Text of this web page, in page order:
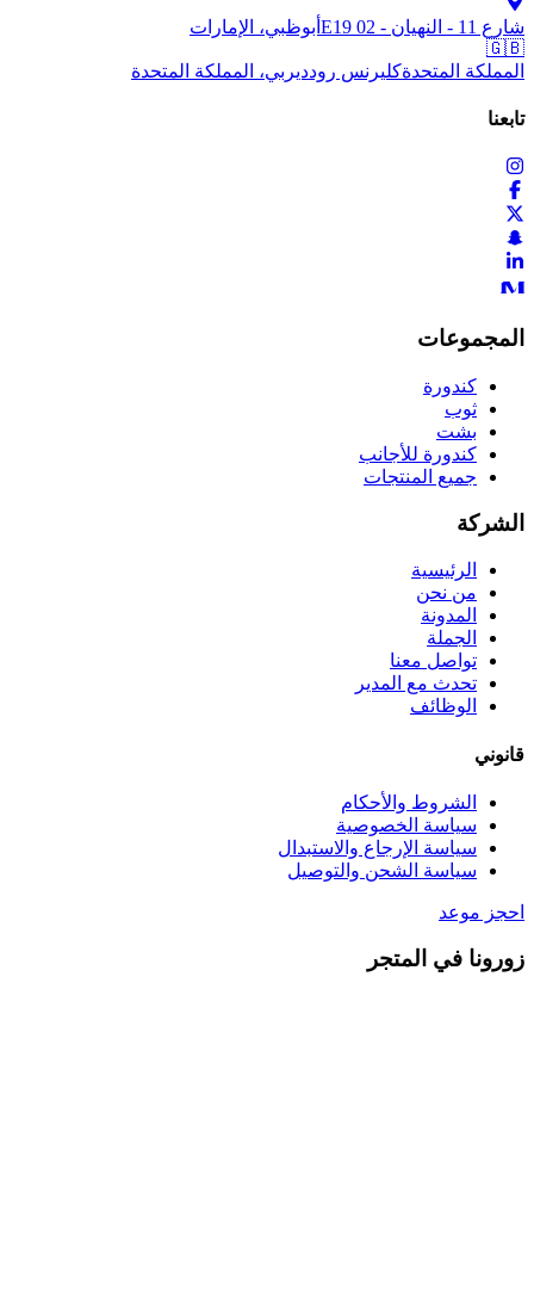
شارع 11 - النهيان - E19 02
أبوظبي، الإمارات
🇬🇧
المملكة المتحدةكليرنس رودديربي، المملكة المتحدة
تابعنا
المجموعات
كندورة
ثوب
بشت
كندورة للأجانب
جميع المنتجات
الشركة
الرئيسية
من نحن
المدونة
الجملة
تواصل معنا
تحدث مع المدير
الوظائف
قانوني
الشروط والأحكام
سياسة الخصوصية
سياسة الإرجاع والاستبدال
سياسة الشحن والتوصيل
احجز موعد
زورونا في المتجر